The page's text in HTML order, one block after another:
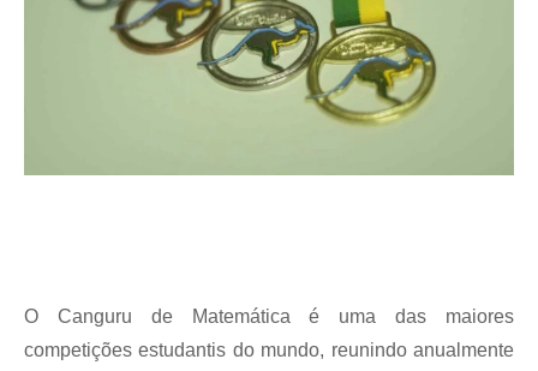
O Canguru de Matemática é uma das maiores
competições estudantis do mundo, reunindo anualmente